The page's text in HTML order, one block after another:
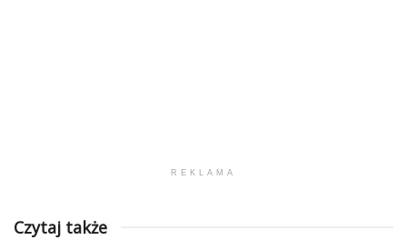
REKLAMA
Czytaj także